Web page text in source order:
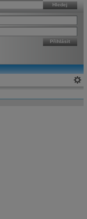
Hledej
Přihlásit